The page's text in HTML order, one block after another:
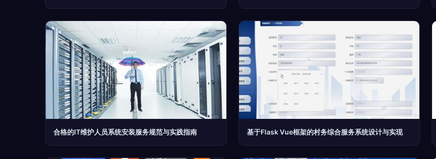
合格的IT维护人员系统安装服务规范与实践指南 基于Flask Vue框架的村务综合服务系统设计与实现